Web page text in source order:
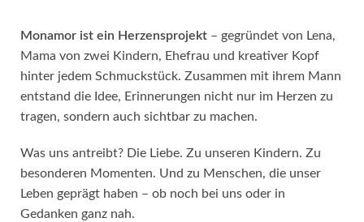
Monamor ist ein Herzensprojekt – gegründet von Lena,
Mama von zwei Kindern, Ehefrau und kreativer Kopf
hinter jedem Schmuckstück. Zusammen mit ihrem Mann
entstand die Idee, Erinnerungen nicht nur im Herzen zu
tragen, sondern auch sichtbar zu machen.
Was uns antreibt? Die Liebe. Zu unseren Kindern. Zu
besonderen Momenten. Und zu Menschen, die unser
Leben geprägt haben – ob noch bei uns oder in
Gedanken ganz nah.